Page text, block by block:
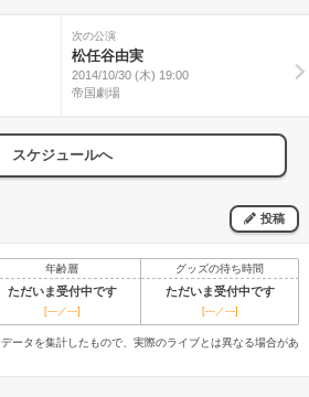
次の公演
松任谷由実
2014/10/30 (木) 19:00
帝国劇場
スケジュールへ
投稿
年齢層 グッズの待ち時間
ただいま受付中です ただいま受付中です
[---／---] [---／---]
ータを集計したもので、実際のライブとは異なる場合があ